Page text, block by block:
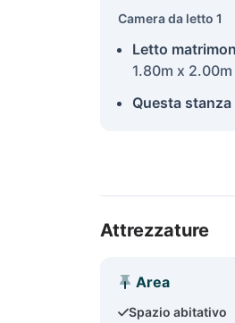
Camera da letto 1
Letto
1.80m x 2.00m
Questa
Attrezzature
Area
Spazio abitativo